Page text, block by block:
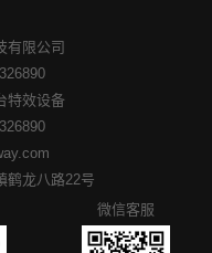
有限公司
特效设备
鹤龙八路22号
微信客服